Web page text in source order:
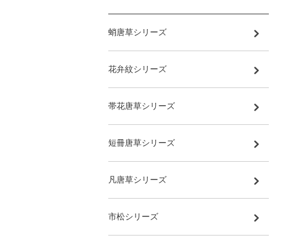
蛸唐草シリーズ
花弁紋シリーズ
帯花唐草シリーズ
短冊唐草シリーズ
凡唐草シリーズ
市松シリーズ